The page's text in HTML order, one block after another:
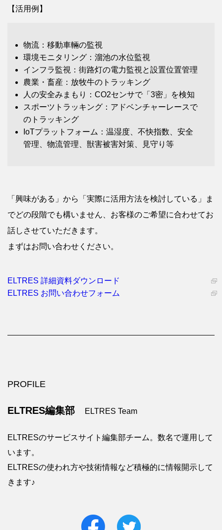
【活用例】
物流：移動車輛の監視
環境モニタリング：溜池の水位監視
インフラ監視：街路灯の電力監視と設置位置管理
農業・畜産：放牧牛のトラッキング
人の安全みまもり：CO2センサで「3密」を検知
スポーツトラッキング：アドベンチャーレースで
のトラッキング
IoTプラットフォーム：温湿度、不快指数、安全
管理、物流管理、獣害被害対策、見守り等
「興味がある」から「実際に活用方法を検討している」ま
でどの段階でも構いません、お客様のご希望に合わせてお
話しさせていただきます。
まずはお問い合わせください。
ELTRES 詳細資料ダウンロード
ELTRES お問い合わせフォーム
PROFILE
ELTRES編集部 ELTRES Team
ELTRESのサービスサイト編集部チーム。数名で運用して
います。
ELTRESの使われ方や技術情報など積極的に情報開示して
きます♪